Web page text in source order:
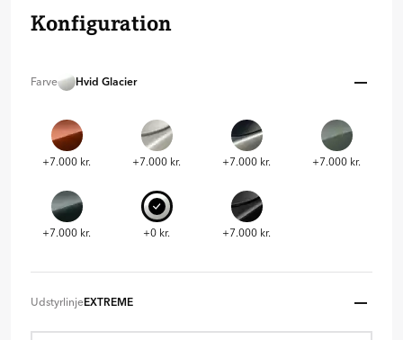
Konfiguration
Farve Hvid Glacier
+7.000 kr. +7.000 kr. +7.000 kr. +7.000 kr.
+7.000 kr. +0 kr. +7.000 kr.
UdstyrlinjeEXTREME